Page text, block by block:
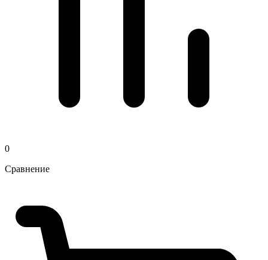
0
Сравнение